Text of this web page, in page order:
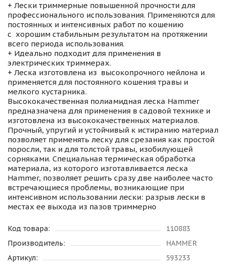
+ Лески триммерные повышенной прочности для
профессионального использования. Применяются для
постоянных и интенсивных работ по кошению
с хорошим стабильным результатом на протяжении
всего периода использования.
+ Идеально подходит для применения в
электрических триммерах.
+ Леска изготовлена из высокопрочного нейлона и
применяется для постоянного кошения травы и
мелкого кустарника.
Высококачественная полиамидная леска Hammer
предназначена для применения в садовой технике и
изготовлена из высококачественных материалов.
Прочный, упругий и устойчивый к истиранию материал
позволяет применять леску для срезания как простой
поросли, так и для толстой травы, изобилующей
сорняками. Специальная термическая обработка
материала, из которого изготавливается леска
Hammer, позволяет решить сразу две наиболее часто
встречающиеся проблемы, возникающие при
интенсивном использовании лески: разрыв лески в
местах ее выхода из пазов триммерно
Код товара:
110883
Производитель:
HAMMER
Артикул:
593233